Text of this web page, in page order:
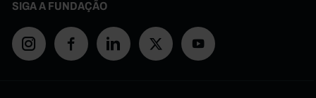
SIGA A FUNDAÇÃO